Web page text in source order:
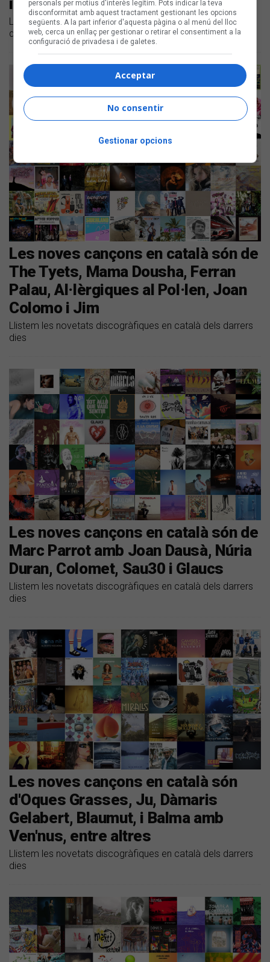
i Azul
Llistem les novetats discogràfiques en català de les
darreres setmanes
Les noves cançons en català són de
The Tyets, Mama Dousha, Ferran
Palau, Al·lèrgiques al Pol·len, Joan
Colomo i Jim
Llistem les novetats discogràfiques en català dels darrers
dies
Les noves cançons en català són de
Marc Parrot amb Joan Dausà, Núria
Duran, Colomet, Sau30 i Glaucs
Llistem les novetats discogràfiques en català dels darrers
dies
Les noves cançons en català són
d'Oques Grasses, Ju, Dàmaris
Gelabert, Blaumut, i Balma amb
Ven'nus, entre altres
Llistem les novetats discogràfiques en català dels darrers
dies
personals per motius d'interès legítim. Pots indicar la teva
disconformitat amb aquest tractament gestionant les opcions
següents. A la part inferior d'aquesta pàgina o al menú del lloc
web, cerca un enllaç per gestionar o retirar el consentiment a la
configuració de privadesa i de galetes.
Acceptar
No consentir
Gestionar opcions